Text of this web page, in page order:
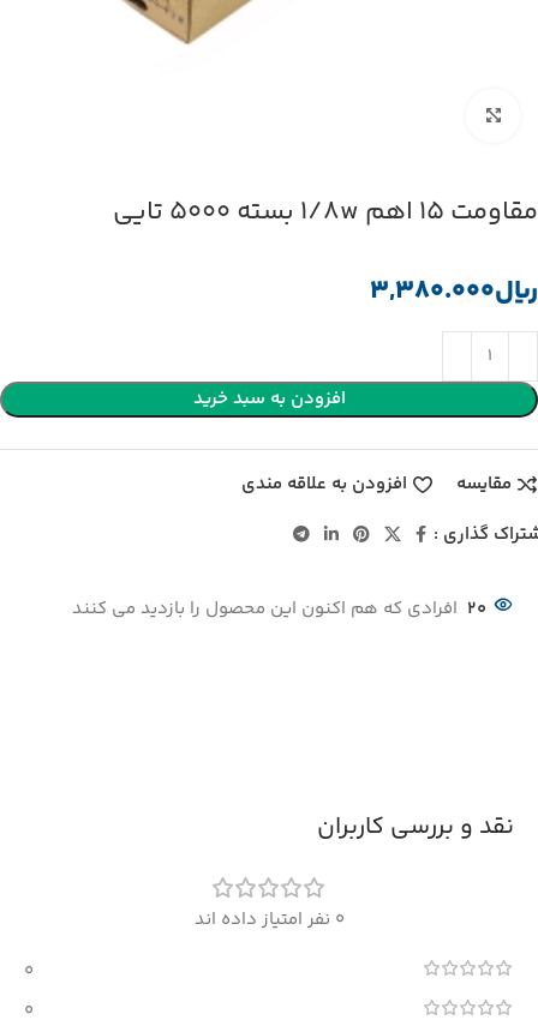
مقاومت 15 اهم 1/8w بسته 5000 تایی
﷼
افزودن به سبد خرید
مقایسه
افزودن به علاقه مندی
گذاری :
20 افرادی که هم اکنون این محصول را بازدید می کنند
نقد و بررسی کاربران
0 نفر امتیاز داده اند
0
0